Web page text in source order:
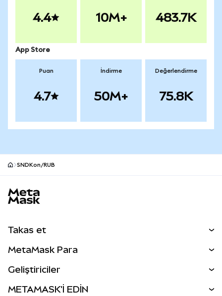
4.4 10M+ 483.7K
App Store
Puan
4.7
İndirme
50M+
Değerlendirme
75.8K
SNDKon/RUB
Takas et
Perps
RWA'lar
MetaMask Para
Geliştiriciler
METAMASK'İ EDİN